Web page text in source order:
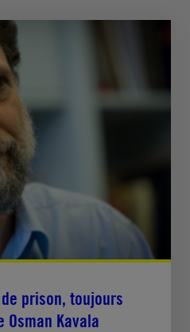
prison, toujours
Kavala